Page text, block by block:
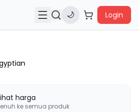
🌙 Login
harga
ke semua produk